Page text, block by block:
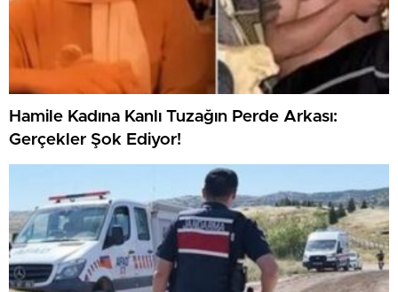
Hamile Kadına Kanlı Tuzağın Perde Arkası:
Gerçekler Şok Ediyor!